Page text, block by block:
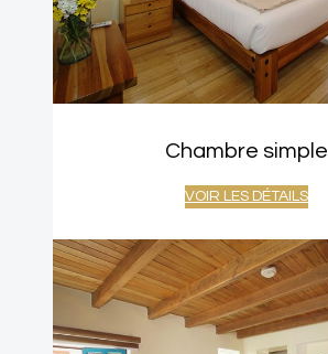
Chambre simple
VOIR LES DÉTAILS